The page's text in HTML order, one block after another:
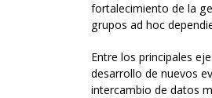
fortalecimiento de la
grupos ad hoc
Entre los principales
desarrollo de nuevos
intercambio de datos